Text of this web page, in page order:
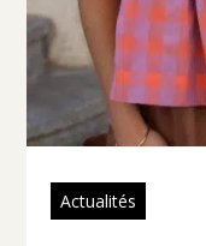
Actualités